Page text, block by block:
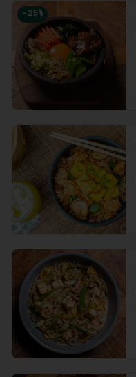
-25 %